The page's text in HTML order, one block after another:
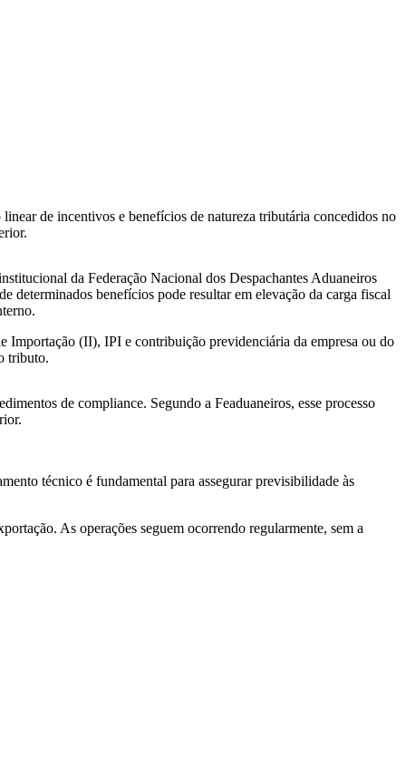
de incentivos e benefícios de natureza tributária concedidos no
da Federação Nacional dos Despachantes Aduaneiros
determinados benefícios pode resultar em elevação da carga fiscal
Importação (II), IPI e contribuição previdenciária da empresa ou do
tributo.
de compliance. Segundo a Feaduaneiros, esse processo
técnico é fundamental para assegurar previsibilidade às
As operações seguem ocorrendo regularmente, sem a